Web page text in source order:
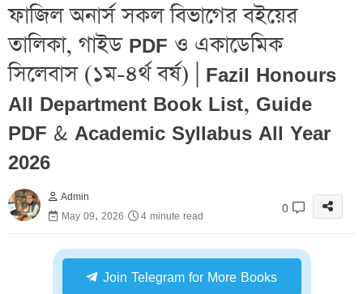
ফাজিল অনার্স সকল বিভাগের বইয়ের
তালিকা, গাইড PDF ও একাডেমিক
সিলেবাস (১ম-৪র্থ বর্ষ) | Fazil Honours
All Department Book List, Guide
PDF & Academic Syllabus All Year
2026
Admin
May 09, 2026
4 minute read 0
Join Telegram for More Books